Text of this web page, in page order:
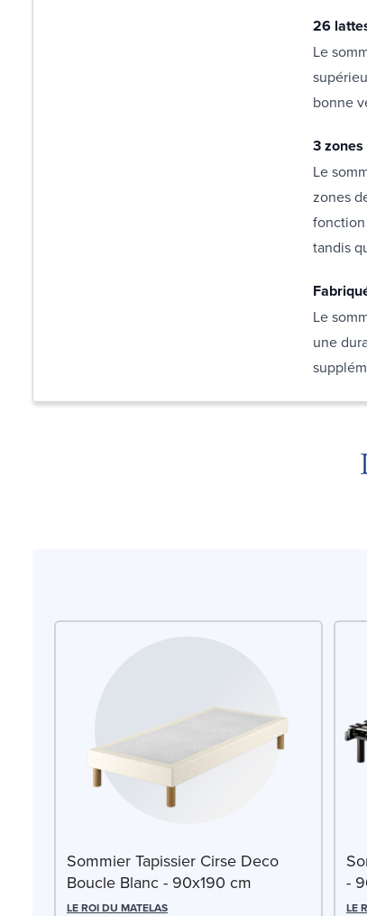
26
Le
bonne
3
Le
zones
fonction
tandis
Le
une
Sommier Tapissier Cirse Deco
Boucle Blanc - 90x190 cm
LE ROI DU MATELAS
-
LE